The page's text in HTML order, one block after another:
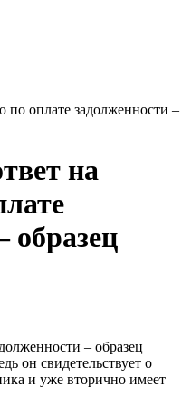
по оплате задолженности –
на
образец
– образец
он свидетельствует о
и уже вторично имеет